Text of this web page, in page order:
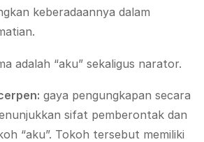
keberadaannya dalam
adalah “aku” sekaligus narator.
gaya pengungkapan secara
sifat pemberontak dan
“aku”. Tokoh tersebut memiliki